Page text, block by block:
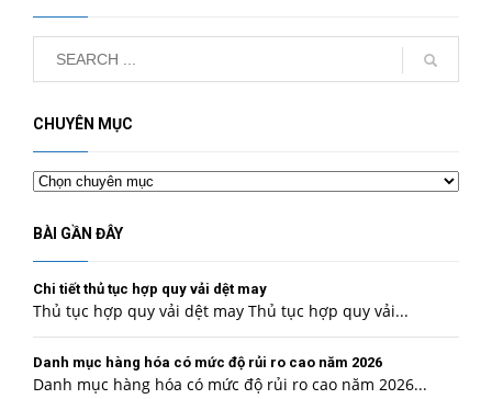
CHUYÊN MỤC
Chuyên
mục
BÀI GẦN ĐÂY
Chi tiết thủ tục hợp quy vải dệt may
Thủ tục hợp quy vải dệt may Thủ tục hợp quy vải...
Danh mục hàng hóa có mức độ rủi ro cao năm 2026
Danh mục hàng hóa có mức độ rủi ro cao năm 2026...